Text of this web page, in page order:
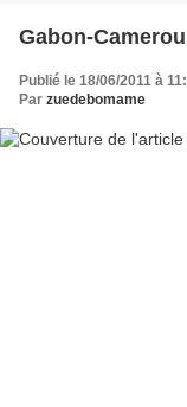
Gabon-
Publié le 18/06/2011 à
Par zuedebomame